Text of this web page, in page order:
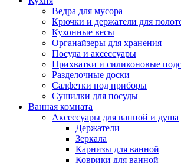
Ведра для мусора
Крючки и держатели для
Кухонные весы
Органайзеры для хранения
Посуда и аксессуары
Прихватки и силиконовые
Разделочные доски
Салфетки под приборы
Сушилки для посуды
Ванная комната
Аксессуары для ванной и душа
Держатели
Зеркала
Карнизы для ванной
Коврики для ванной